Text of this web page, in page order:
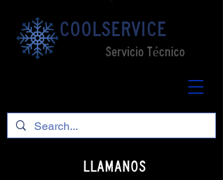
COOLSERVICE
Servicio Técnico
LLAMANOS